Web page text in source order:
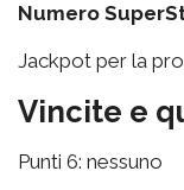
Numero
Jackpot per la
Vincite e
Punti 6: nessuno